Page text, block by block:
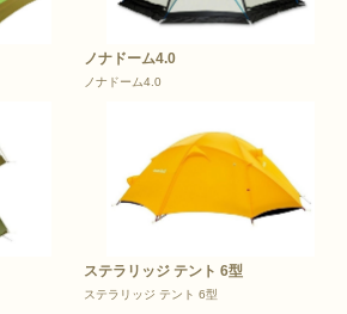
ノナドーム4.0
ノナドーム4.0
ステラリッジ テント 6型
ステラリッジ テント 6型